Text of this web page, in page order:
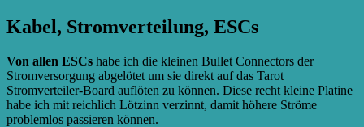
Kabel, Stromverteilung, ESCs
Von allen ESCs habe ich die kleinen Bullet Connectors der
Stromversorgung abgelötet um sie direkt auf das Tarot
Stromverteiler-Board auflöten zu können. Diese recht kleine Platine
habe ich mit reichlich Lötzinn verzinnt, damit höhere Ströme
problemlos passieren können.